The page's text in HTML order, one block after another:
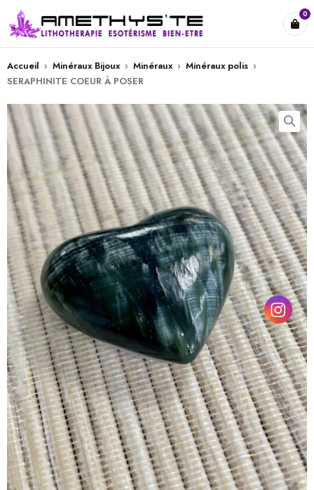
0
Accueil › Minéraux Bijoux › Minéraux › Minéraux polis ›
SERAPHINITE COEUR À POSER